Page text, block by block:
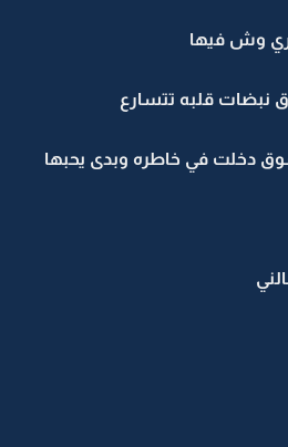
وش فيها
قلبه تتسارع
دخلت في خاطره وبدى يحبها